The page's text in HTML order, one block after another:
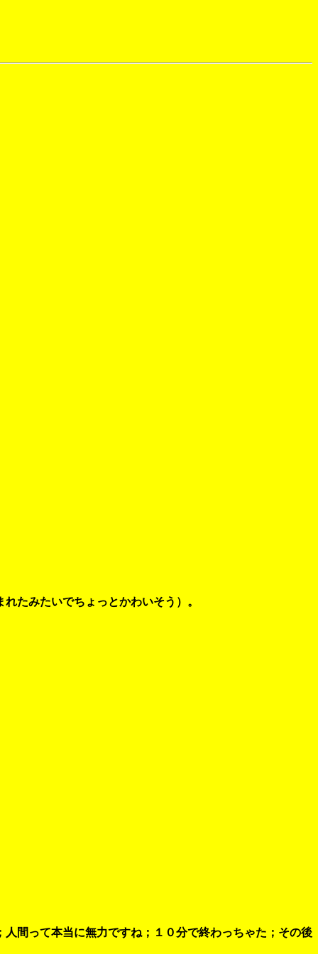
たみたいでちょっとかわいそう）。
間って本当に無力ですね；１０分で終わっちゃた；その後